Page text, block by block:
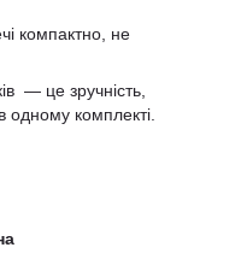
компактно, не
— це зручність,
одному комплекті.